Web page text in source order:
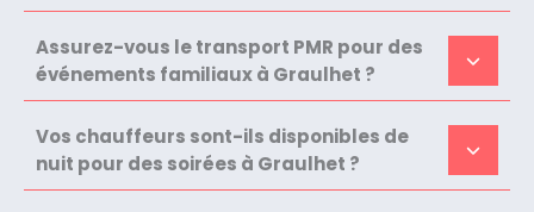
Assurez-vous le transport PMR pour des
événements familiaux à Graulhet ?
Vos chauffeurs sont-ils disponibles de
nuit pour des soirées à Graulhet ?